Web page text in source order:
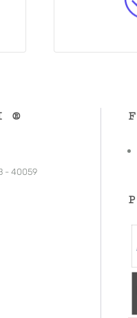
®
- 40059